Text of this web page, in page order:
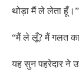
थोड़ा मैं ले लेता हूँ।”
“मैं ले लूँ? मैं गलत
यह सुन पहरेदार ने